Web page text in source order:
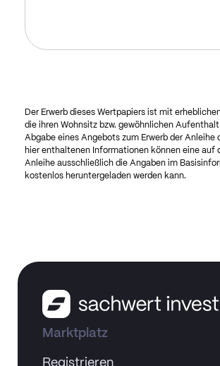
Der Erwerb dieses Wertpapiers ist mit
die ihren Wohnsitz bzw. gewöhnlichen
Abgabe eines Angebots zum Erwerb der
hier enthaltenen Informationen können eine auf
Anleihe ausschließlich die Angaben im
kostenlos heruntergeladen werden kann.
Marktplatz
Registrieren